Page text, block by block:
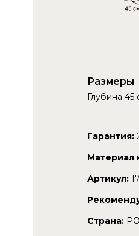
Размеры
Глубина 45
Гарантия:
Материал
Артикул:
Страна: